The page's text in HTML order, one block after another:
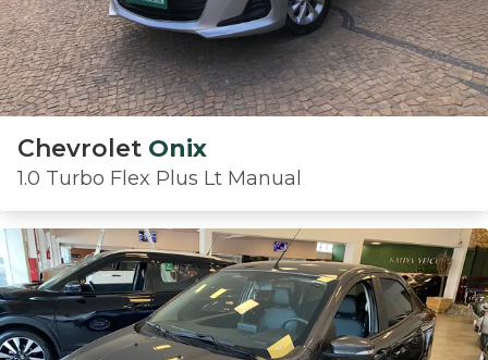
Chevrolet Onix
1.0 Turbo Flex Plus Lt Manual